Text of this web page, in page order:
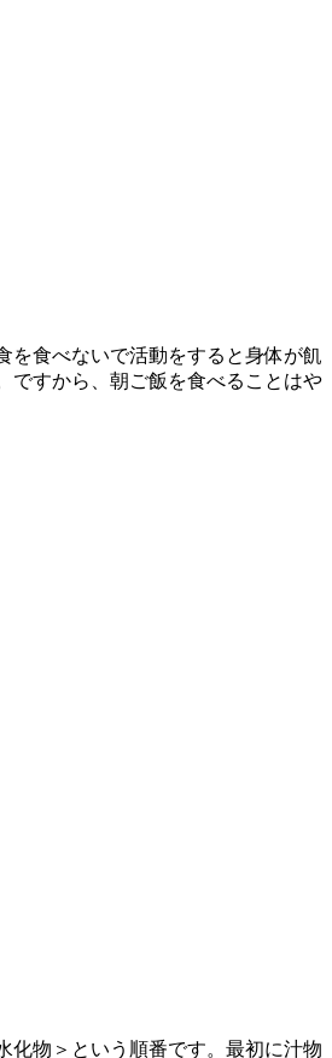
を食べないで活動をすると身体が飢
ですから、朝ご飯を食べることはや
物＞という順番です。最初に汁物